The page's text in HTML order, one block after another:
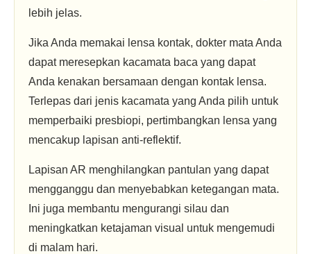
lebih jelas.
Jika Anda memakai lensa kontak, dokter mata Anda
dapat meresepkan kacamata baca yang dapat
Anda kenakan bersamaan dengan kontak lensa.
Terlepas dari jenis kacamata yang Anda pilih untuk
memperbaiki presbiopi, pertimbangkan lensa yang
mencakup lapisan anti-reflektif.
Lapisan AR menghilangkan pantulan yang dapat
mengganggu dan menyebabkan ketegangan mata.
Ini juga membantu mengurangi silau dan
meningkatkan ketajaman visual untuk mengemudi
di malam hari.